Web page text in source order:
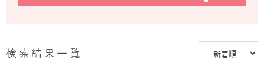
検索結果一覧